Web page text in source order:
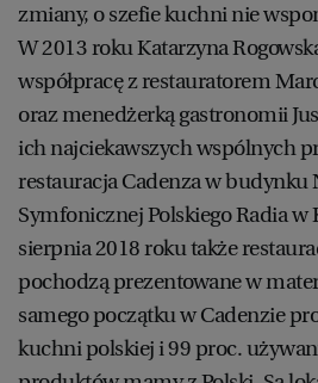
zmiany, o szefie kuchni nie
W 2013 roku Katarzyna
współpracę z restauratorem
oraz menedżerką gastronomii
ich najciekawszych wspólnych
restauracja Cadenza w budynku
Symfonicznej Polskiego Radia w
sierpnia 2018 roku także
pochodzą prezentowane w
samego początku w Cadenzie
kuchni polskiej i 99 proc.